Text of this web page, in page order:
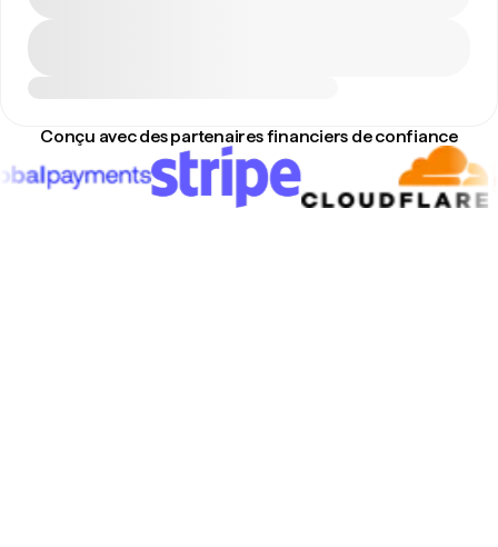
Conçu avec des partenaires financiers de confiance